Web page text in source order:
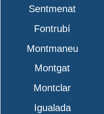
Sentmenat
Fontrubí
Montmaneu
Montgat
Montclar
Igualada